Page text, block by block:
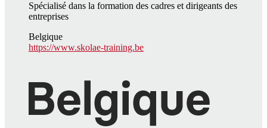
Spécialisé dans la formation des cadres et dirigeants des
entreprises
Belgique
https://www.skolae-training.be